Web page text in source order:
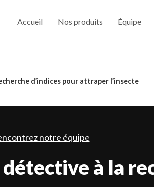
Accueil Nos produits Équipe
d’indices pour attraper l’insecte
notre équipe
à la